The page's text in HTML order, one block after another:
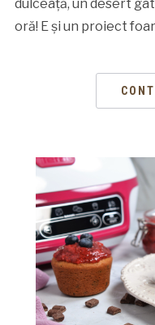
dulceață, un desert
oră! E și un proiect